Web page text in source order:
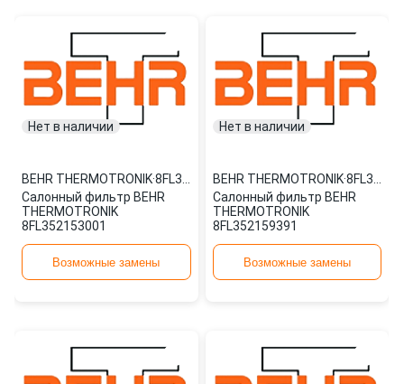
Нет в наличии
BEHR THERMOTRONIK·
Салонный фильтр BEHR
THERMOTRONIK
8FL352153001
Возможные замены
Нет в наличии
BEHR THERMOTRONIK·
Салонный фильтр BEHR
THERMOTRONIK
8FL352159391
Возможные замены